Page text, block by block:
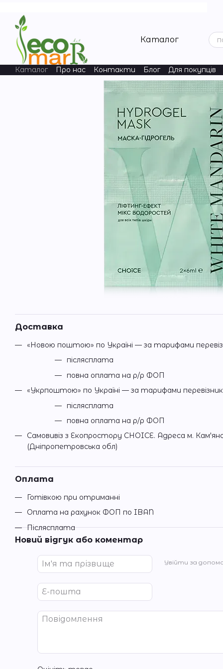
Каталог
Каталог Про нас Контакти Блог Для покупців
Доставка
«Новою поштою» по Україні — за тарифами
післясплата
повна оплата на р/р ФОП
«Укрпоштою» по Україні — за тарифами
післясплата
повна оплата на р/р ФОП
Самовивіз з Екопростору CHOICE. Адреса м.
(Дніпропетровська обл)
Оплата
Готівкою при отриманні
Оплата на рахунок ФОП по IBAN
Післясплата
Новий відгук або коментар
Увійти за